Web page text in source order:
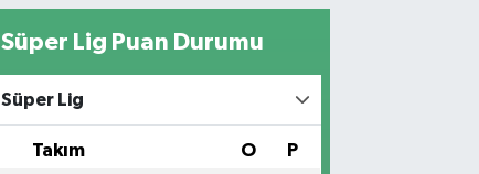
Süper Lig Puan Durumu
Süper Lig
Takım O P